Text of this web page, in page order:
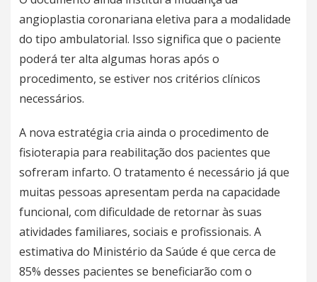
angioplastia coronariana eletiva para a modalidade
do tipo ambulatorial. Isso significa que o paciente
poderá ter alta algumas horas após o
procedimento, se estiver nos critérios clínicos
necessários.
A nova estratégia cria ainda o procedimento de
fisioterapia para reabilitação dos pacientes que
sofreram infarto. O tratamento é necessário já que
muitas pessoas apresentam perda na capacidade
funcional, com dificuldade de retornar às suas
atividades familiares, sociais e profissionais. A
estimativa do Ministério da Saúde é que cerca de
85% desses pacientes se beneficiarão com o